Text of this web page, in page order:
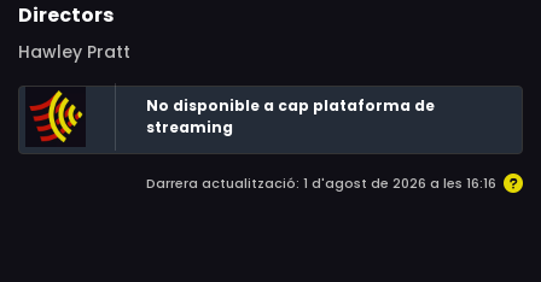
Directors
Hawley Pratt
No disponible a cap plataforma de
streaming
Darrera actualització: 1 d'agost de 2026 a les 16:16